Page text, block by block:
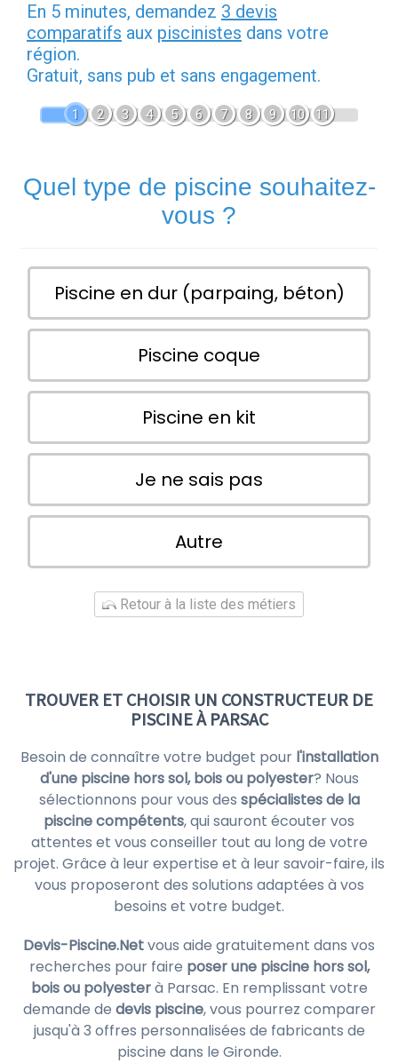
En 5 minutes, demandez 3 devis
comparatifs aux piscinistes dans votre
région.
Gratuit, sans pub et sans engagement.
1 2 3 4 5 6 7 8 9 10 11
Quel type de piscine souhaitez-
vous ?
Piscine en dur (parpaing, béton)
Piscine coque
Piscine en kit
Je ne sais pas
Autre
Retour à la liste des métiers
TROUVER ET CHOISIR UN CONSTRUCTEUR DE
PISCINE À PARSAC
Besoin de connaître votre budget pour l'installation
d'une piscine hors sol, bois ou polyester? Nous
sélectionnons pour vous des spécialistes de la
piscine compétents, qui sauront écouter vos
attentes et vous conseiller tout au long de votre
projet. Grâce à leur expertise et à leur savoir-faire, ils
vous proposeront des solutions adaptées à vos
besoins et votre budget.
Devis-Piscine.Netvous aide gratuitement dans vos
recherches pour faire poser une piscine hors sol,
bois ou polyesterà Parsac. En remplissant votre
demande de devis piscine, vous pourrez comparer
jusqu'à 3 offres personnalisées de fabricants de
piscine dans le Gironde.